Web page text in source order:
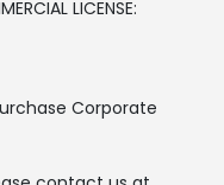
LICENSE:
Corporate